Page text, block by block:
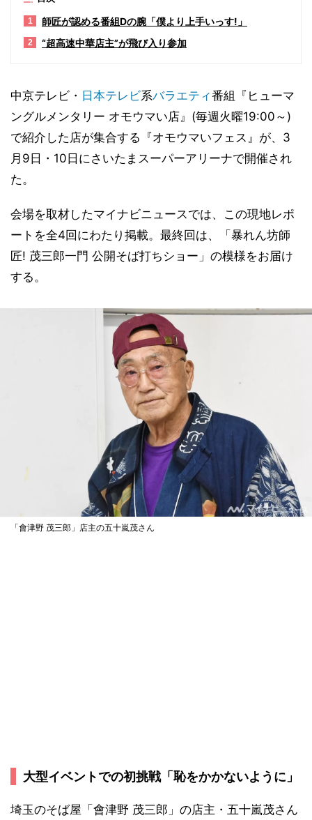
1 師匠が認める番組Dの腕「僕より上手いっす!」
2 “超高速中華店主”が飛び入り参加
中京テレビ・ 日本テレビ系バラエティ番組『ヒューマ
ングルメンタリー オモウマい店』(毎週火曜19:00～)
で紹介した店が集合する『オモウマいフェス』が、3
月9日・10日にさいたまスーパーアリーナで開催され
た。
会場を取材したマイナビニュースでは、この現地レポ
ートを全4回にわたり掲載。最終回は、「暴れん坊師
匠! 茂三郎一門 公開そば打ちショー」の模様をお届け
する。
「會津野 茂三郎」店主の五十嵐茂さん
大型イベントでの初挑戦「恥をかかないように」
埼玉のそば屋「會津野 茂三郎」の店主・五十嵐茂さん